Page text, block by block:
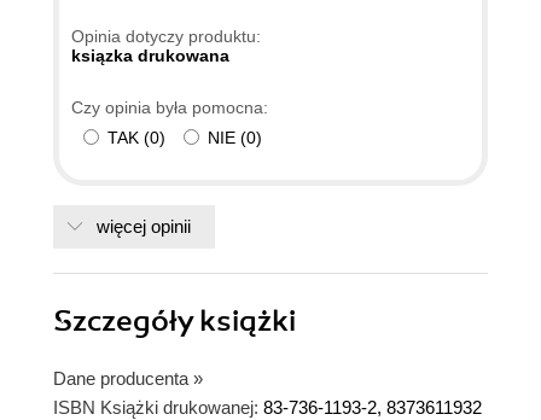
Opinia dotyczy produktu:
ksiązka drukowana
Czy opinia była pomocna:
TAK (0) NIE (0)
więcej opinii
Szczegółyksiążki
Dane producenta »
ISBN Książki drukowanej: 83-736-1193-2, 8373611932